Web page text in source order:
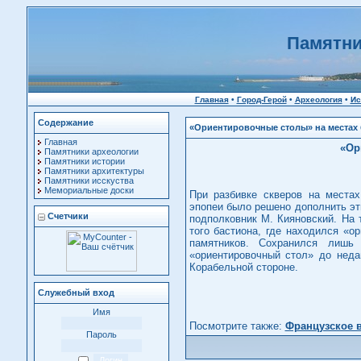
Главная• Город-Герой• Археология•
Содержание
Главная
Памятники археологии
Памятники истории
Памятники архитектуры
Памятники исскуства
Мемориальные доски
Счетчики
Служебный вход
Имя
Пароль
«Ориентировочные столы» на местах
При разбивке скверов на
эпопеи было решено дополнить
подполковник М. Кияновский. На
того бастиона, где находился
памятников. Сохранился
«ориентировочный стол» до
Корабельной стороне.
Посмотрите также: Французское